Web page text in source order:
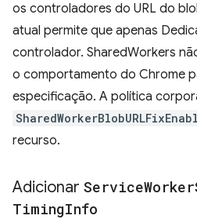
os controladores do URL do
atual permite que apenas
controlador. SharedWorkers
o comportamento do Chrome
especificação. A política
recurso.
Adicionar ServiceWorker
TimingInfo